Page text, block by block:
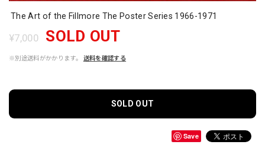
The Art of the Fillmore The Poster Series 1966-1971
¥7,000 SOLD OUT
※別途送料がかかります。 送料を確認する
SOLD OUT
Save